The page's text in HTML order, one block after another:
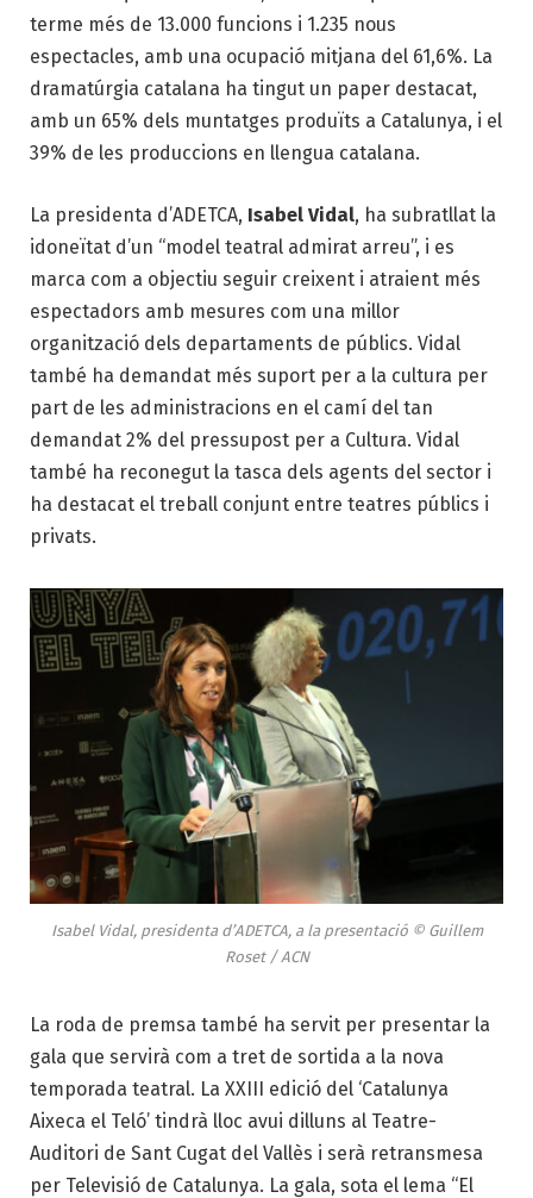
terme més de 13.000 funcions i 1.235 nous
espectacles, amb una ocupació mitjana del 61,6%. La
dramatúrgia catalana ha tingut un paper destacat,
amb un 65% dels muntatges produïts a Catalunya, i el
39% de les produccions en llengua catalana.
La presidenta d’ADETCA, Isabel Vidal, ha subratllat la
idoneïtat d’un “model teatral admirat arreu”, i es
marca com a objectiu seguir creixent i atraient més
espectadors amb mesures com una millor
organització dels departaments de públics. Vidal
també ha demandat més suport per a la cultura per
part de les administracions en el camí del tan
demandat 2% del pressupost per a Cultura. Vidal
també ha reconegut la tasca dels agents del sector i
ha destacat el treball conjunt entre teatres públics i
privats.
Isabel Vidal, presidenta d’ADETCA, a la presentació © Guillem
Roset / ACN
La roda de premsa també ha servit per presentar la
gala que servirà com a tret de sortida a la nova
temporada teatral. La XXIII edició del ‘Catalunya
Aixeca el Teló’ tindrà lloc avui dilluns al Teatre-
Auditori de Sant Cugat del Vallès i serà retransmesa
per Televisió de Catalunya. La gala, sota el lema “El